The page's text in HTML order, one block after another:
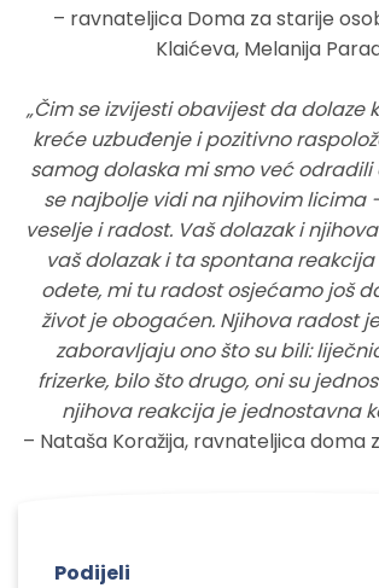
– ravnateljica Doma za starije
Klaićeva, Melanija
„Čim se izvijesti obavijest da dolaze
kreće uzbuđenje i pozitivno
samog dolaska mi smo već odradili
se najbolje vidi na njihovim licima
veselje i radost. Vaš dolazak i
vaš dolazak i ta spontana reakcija
odete, mi tu radost osjećamo još
život je obogaćen. Njihova radost
zaboravljaju ono što su bili:
frizerke, bilo što drugo, oni su
njihova reakcija je jednostavna
– Nataša Koražija, ravnateljica doma
Podijeli